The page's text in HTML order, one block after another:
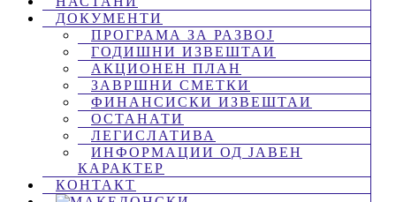
ДОКУМЕНТИ
ПРОГРАМА ЗА РАЗВОЈ
ГОДИШНИ ИЗВЕШТАИ
АКЦИОНЕН ПЛАН
ЗАВРШНИ СМЕТКИ
ФИНАНСИСКИ ИЗВЕШТАИ
ОСТАНАТИ
ЛЕГИСЛАТИВА
ИНФОРМАЦИИ ОД ЈАВЕН
КАРАКТЕР
КОНТАКТ